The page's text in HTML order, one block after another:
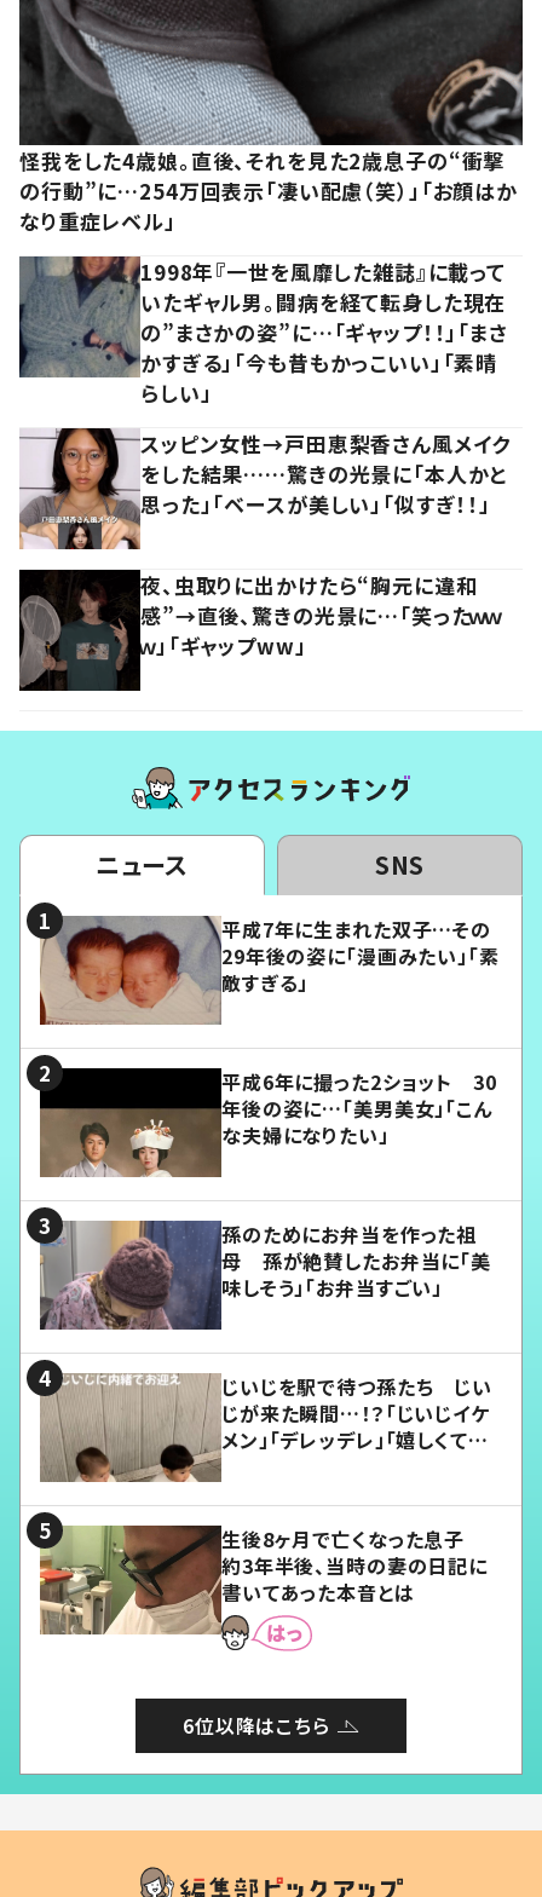
怪我をした4歳娘。直後、それを見た2歳息子の“衝撃
の行動”に…254万回表示「凄い配慮（笑）」「お顔はか
なり重症レベル」
1998年『一世を風靡した雑誌』に載って
いたギャル男。闘病を経て転身した現在
の”まさかの姿”に…「ギャップ！！」「まさ
かすぎる」「今も昔もかっこいい」「素晴
らしい」
スッピン女性→戸田恵梨香さん風メイク
をした結果……驚きの光景に「本人かと
思った」「ベースが美しい」「似すぎ！！」
夜、虫取りに出かけたら“胸元に違和
感”→直後、驚きの光景に…「笑ったｗｗ
ｗ」「ギャップww」
ニュース SNS
平成7年に生まれた双子…その
29年後の姿に「漫画みたい」「素
敵すぎる」
平成6年に撮った2ショット 30
年後の姿に…「美男美女」「こん
な夫婦になりたい」
孫のためにお弁当を作った祖
母 孫が絶賛したお弁当に「美
味しそう」「お弁当すごい」
じいじを駅で待つ孫たち じい
じが来た瞬間…！？「じいじイケ
メン」「デレッデレ」「嬉しくて可
生後8ヶ月で亡くなった息子
約3年半後、当時の妻の日記に
書いてあった本音とは
6位以降はこちら